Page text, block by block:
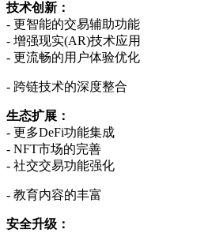
技术创新：
- 更智能的交易辅助功能
- 增强现实(AR)技术应用
- 更流畅的用户体验优化
- 跨链技术的深度整合
生态扩展：
- 更多DeFi功能集成
- NFT市场的完善
- 社交交易功能强化
- 教育内容的丰富
安全升级：